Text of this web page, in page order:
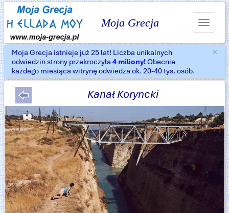
Moja Grecja
Toggle
×
Moja Grecja istnieje już 25 lat! Liczba unikalnych
odwiedzin strony przekroczyła 4 miliony!Obecnie
każdego miesiąca witrynę odwiedza ok. 20-40 tys. osób.
Kanał Koryncki